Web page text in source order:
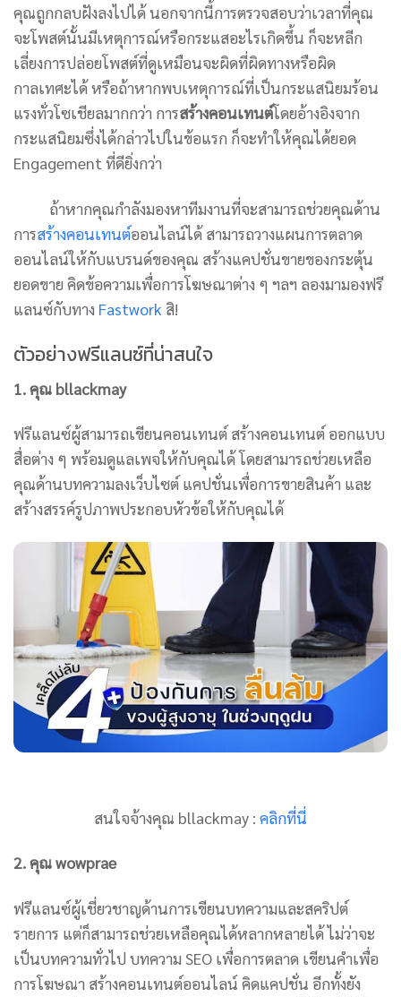
คุณถูกกลบฝังลงไปได้ นอกจากนี้การตรวจสอบว่าเวลาที่คุณ
จะโพสต์นั้นมีเหตุการณ์หรือกระแสอะไรเกิดขึ้น ก็จะหลีก
เลี่ยงการปล่อยโพสต์ที่ดูเหมือนจะผิดที่ผิดทางหรือผิด
กาลเทศะได้ หรือถ้าหากพบเหตุการณ์ที่เป็นกระแสนิยมร้อน
แรงทั่วโซเชียลมากกว่า การสร้างคอนเทนต์โดยอ้างอิงจาก
กระแสนิยมซึ่งได้กล่าวไปในข้อแรก ก็จะทำให้คุณได้ยอด
Engagement ที่ดียิ่งกว่า
ถ้าหากคุณกำลังมองหาทีมงานที่จะสามารถช่วยคุณด้าน
การสร้างคอนเทนต์ออนไลน์ได้ สามารถวางแผนการตลาด
ออนไลน์ให้กับแบรนด์ของคุณ สร้างแคปชั่นขายของกระตุ้น
ยอดขาย คิดข้อความเพื่อการโฆษณาต่าง ๆ ฯลฯ ลองมามองฟรี
แลนซ์กับทาง Fastwork สิ!
ตัวอย่างฟรีแลนซ์ที่น่าสนใจ
1. คุณ bllackmay
ฟรีแลนซ์ผู้สามารถเขียนคอนเทนต์ สร้างคอนเทนต์ ออกแบบ
สื่อต่าง ๆ พร้อมดูแลเพจให้กับคุณได้ โดยสามารถช่วยเหลือ
คุณด้านบทความลงเว็บไซต์ แคปชั่นเพื่อการขายสินค้า และ
สร้างสรรค์รูปภาพประกอบหัวข้อให้กับคุณได้
สนใจจ้างคุณ bllackmay : คลิกที่นี่
2. คุณ wowprae
ฟรีแลนซ์ผู้เชี่ยวชาญด้านการเขียนบทความและสคริปต์
รายการ แต่ก็สามารถช่วยเหลือคุณได้หลากหลายได้ ไม่ว่าจะ
เป็นบทความทั่วไป บทความ SEO เพื่อการตลาด เขียนคำเพื่อ
การโฆษณา สร้างคอนเทนต์ออนไลน์ คิดแคปชั่น อีกทั้งยัง